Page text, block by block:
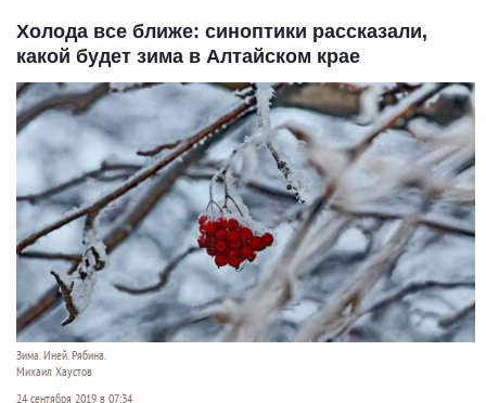
Холода все ближе: синоптики рассказали,
какой будет зима в Алтайском крае
Зима. Иней. Рябина.
Михаил Хаустов
24 сентября 2019 в 07:34